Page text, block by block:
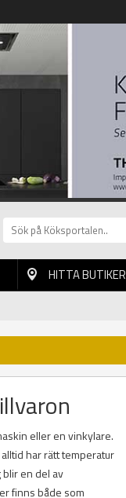
HITTA BUTIKER
eller en vinkylare.
har rätt temperatur
en del av
finns både som